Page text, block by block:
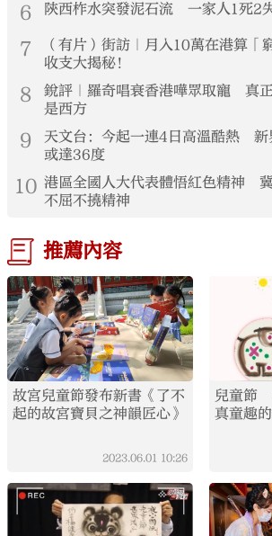
6 陝西柞水突發泥石流 一家人1死2
7
（有片）街訪｜月入10萬在港算「
收支大揭秘！
8
銳評｜羅奇唱衰香港嘩眾取寵 真
是西方
9
天文台：今起一連4日高溫酷熱 新
或達36度
10 港區全國人大代表體悟紅色精神
不屈不撓精神
推薦內容
故宮兒童節發布新書《了不
起的故宮寶貝之神韻匠心》
2023.06.01 10:26
兒童節
真童趣